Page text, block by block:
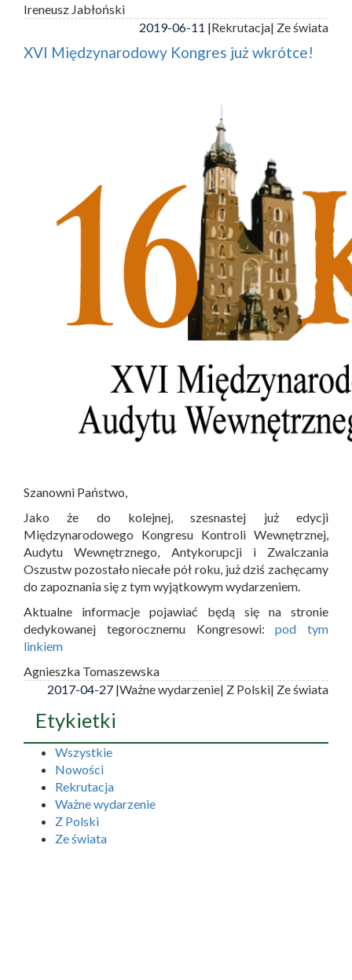
Ireneusz Jabłoński
2019-06-11 |Rekrutacja| Ze świata
XVI Międzynarodowy Kongres już wkrótce!
Szanowni Państwo,
Jako że do kolejnej, szesnastej już edycji
Międzynarodowego Kongresu Kontroli Wewnętrznej,
Audytu Wewnętrznego, Antykorupcji i Zwalczania
Oszustw pozostało niecałe pół roku, już dziś zachęcamy
do zapoznania się z tym wyjątkowym wydarzeniem.
Aktualne informacje pojawiać będą się na stronie
dedykowanej tegorocznemu Kongresowi:pod tym
linkiem
Agnieszka Tomaszewska
2017-04-27 |Ważne wydarzenie| Z Polski| Ze świata
Etykietki
Wszystkie
Nowości
Rekrutacja
Ważne wydarzenie
Z Polski
Ze świata